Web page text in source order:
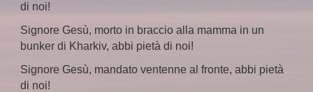
di noi!
Signore Gesù, morto in braccio alla mamma in un
bunker di Kharkiv, abbi pietà di noi!
Signore Gesù, mandato ventenne al fronte, abbi pietà
di noi!